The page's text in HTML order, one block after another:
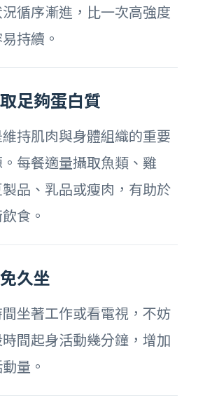
循序漸進，比一次高強度
持續。
足夠蛋白質
持肌肉與身體組織的重要
每餐適量攝取魚類、雞
品、乳品或瘦肉，有助於
食。
久坐
坐著工作或看電視，不妨
間起身活動幾分鐘，增加
量。